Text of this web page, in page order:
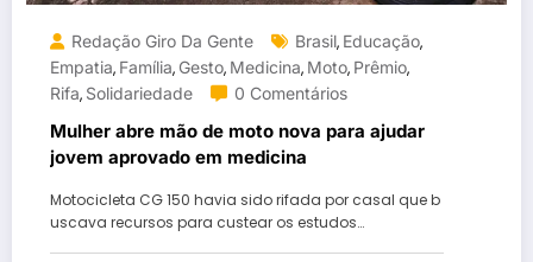
Redação Giro Da Gente Brasil, Educação,
Empatia, Família, Gesto, Medicina, Moto, Prêmio,
Rifa, Solidariedade 0 Comentários
Mulher abre mão de moto nova para ajudar
jovem aprovado em medicina
Motocicleta CG 150 havia sido rifada por casal que b
uscava recursos para custear os estudos…